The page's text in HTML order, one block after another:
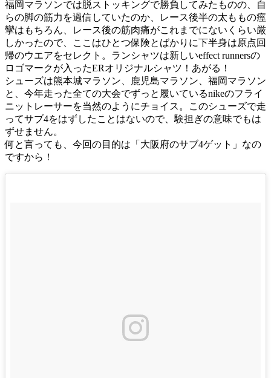
福岡マラソンでは脱ストッキングで勝負してみたものの、自
らの脚の筋力を過信していたのか、レース後半の太ももの痙
攣はもちろん、レース後の筋肉痛がこれまでにないくらい厳
しかったので、ここはひとつ保険とばかりに下半身は原点回
帰のウエアをセレクト。ランシャツは新しいeffect runnersの
ロゴマークが入ったERオリジナルシャツ！あがる！
シューズは熊本城マラソン、鹿児島マラソン、福岡マラソン
と、今年走った全ての大会でずっと履いているnikeのフライ
ニットレーサーを当然のようにチョイス。このシューズで走
ってサブ4をはずしたことはないので、験担ぎの意味でもは
ずせません。
何と言っても、今回の目的は「大阪府のサブ4ゲット」なの
ですから！